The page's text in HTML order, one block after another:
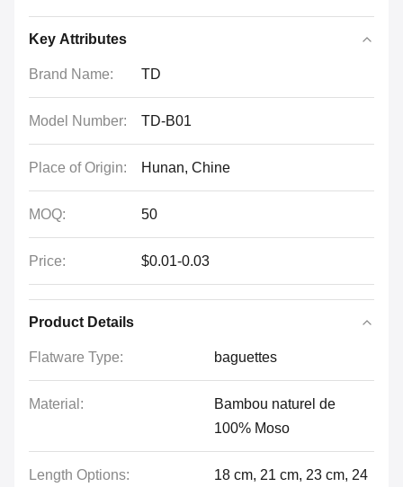
Key Attributes
Brand Name: TD
Model Number: TD-B01
Place of Origin: Hunan, Chine
MOQ: 50
Price: $0.01-0.03
Product Details
Flatware Type: baguettes
Material:
Bambou naturel de
100% Moso
Length Options:
18 cm, 21 cm, 23 cm, 24